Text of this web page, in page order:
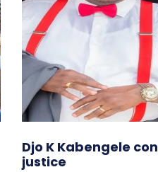
Djo K Kabengele
justice